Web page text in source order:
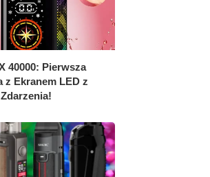
40000: Pierwsza
z Ekranem LED z